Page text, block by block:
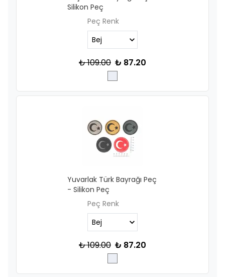
Silikon Peç
Peç Renk
₺ 109.00 ₺ 87.20
Yuvarlak Türk Bayrağı Peç
- Silikon Peç
Peç Renk
₺ 109.00 ₺ 87.20